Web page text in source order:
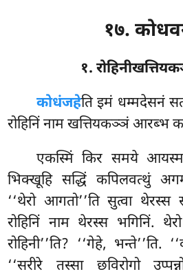
१७.
१.
कोधंजहेति इमं धम्मदेसनं
रोहिनिं नाम खत्तियकञ्ञं आरब्भ
एकस्मिं किर समये
भिक्खूहि सद्धिं कपिलवत्थुं
‘‘थेरो आगतो’’ति सुत्वा
रोहिनिं नाम थेरस्स भगिनिं.
रोहिनी’’ति? ‘‘गेहे, भन्ते’’ति.
‘‘सरीरे तस्सा छविरोगो